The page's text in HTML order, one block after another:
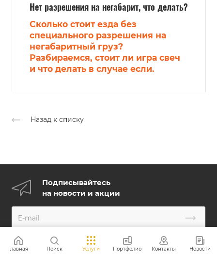
Нет разрешения на негабарит, что делать?
Сколько стоит езда без
специального разрешения на
негабаритный груз?
Разбираемся, стоит ли игра свеч
и что делать в случае если.
Назад к списку
Подписывайтесь
на новости и акции
Главная Поиск Услуги Портфолио Контакты Новости